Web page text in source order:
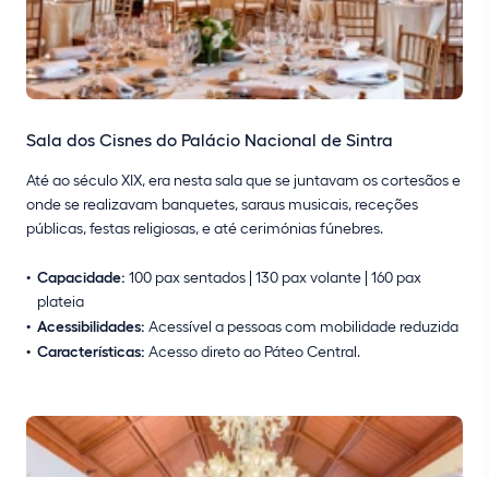
Sala dos Cisnes do Palácio Nacional de Sintra
Até ao século XIX, era nesta sala que se juntavam os cortesãos e
onde se realizavam banquetes, saraus musicais, receções
públicas, festas religiosas, e até cerimónias fúnebres.
Capacidade: 100 pax sentados | 130 pax volante | 160 pax
plateia
Acessibilidades: Acessível a pessoas com mobilidade reduzida
Características: Acesso direto ao Páteo Central.